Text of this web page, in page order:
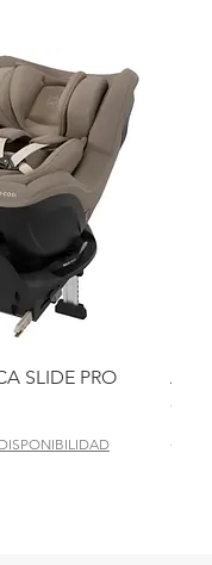
SLIDE PRO
DISPONIBILIDAD